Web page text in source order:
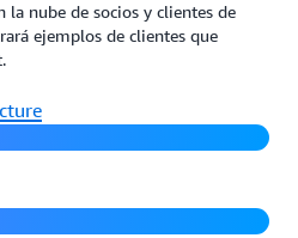
la nube de socios y clientes de
ejemplos de clientes que
eventos en directo en